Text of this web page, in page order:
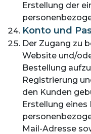
Erstellung der
Konto und
Der Zugang zu
Website und/
Bestellung
Registrierung
den Kunden
Erstellung
Mail-Adresse